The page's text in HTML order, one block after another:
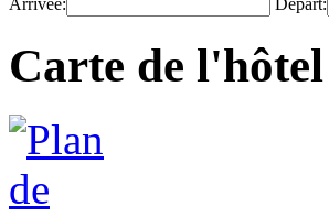
Arrivée: Départ:
Carte de l'hôtel